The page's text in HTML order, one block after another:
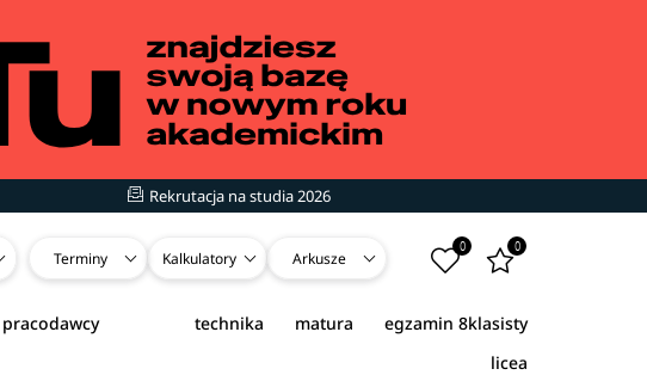
Rekrutacja na studia 2026
Terminy Kalkulatory Arkusze
0 0
egzamin 8klasisty
matura
technika
licea